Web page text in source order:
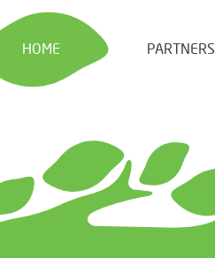
HOME PARTNERS